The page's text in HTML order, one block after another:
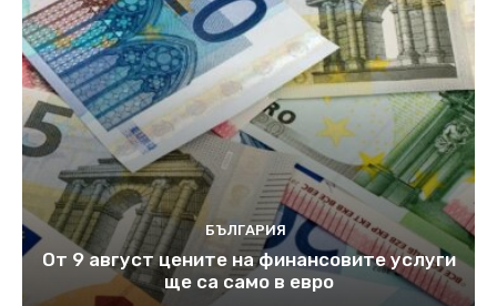
БЪЛГАРИЯ
От 9 август цените на финансовите услуги
ще са само в евро